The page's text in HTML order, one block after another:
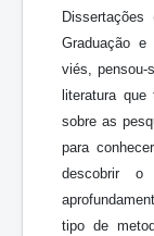
Graduação
viés, pensou-
literatura que
sobre as
para
descobrir o
tipo de